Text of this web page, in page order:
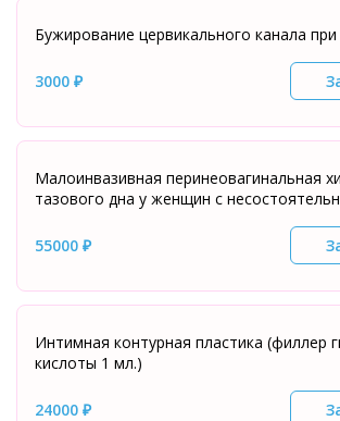
Бужирование цервикального канала при
3000 ₽
Малоинвазивная перинеовагинальная
тазового дна у женщин с
55000 ₽
Интимная контурная пластика (филлер
кислоты 1 мл.)
24000 ₽